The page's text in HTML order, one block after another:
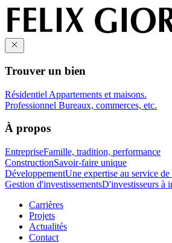
Trouver un bien
Résidentiel Appartements et maisons.
Professionnel Bureaux, commerces, etc.
À propos
EntrepriseFamille, tradition, performance
ConstructionSavoir-faire unique
DéveloppementUne expertise au service
Gestion d'investissementsD'investisseurs à
Carrières
Projets
Actualités
Contact